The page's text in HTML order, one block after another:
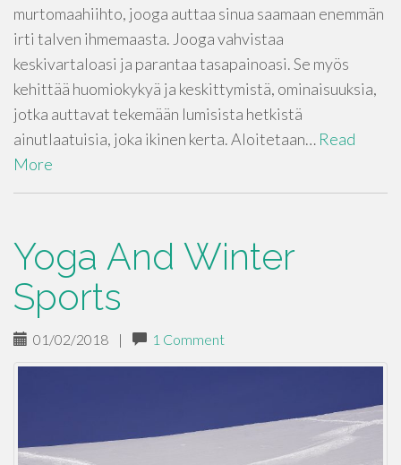
murtomaahiihto, jooga auttaa sinua saamaan enemmän
irti talven ihmemaasta. Jooga vahvistaa
keskivartaloasi ja parantaa tasapainoasi. Se myös
kehittää huomiokykyä ja keskittymistä, ominaisuuksia,
jotka auttavat tekemään lumisista hetkistä
ainutlaatuisia, joka ikinen kerta. Aloitetaan… Read
More
Yoga And Winter
Sports
01/02/2018 | 1 Comment